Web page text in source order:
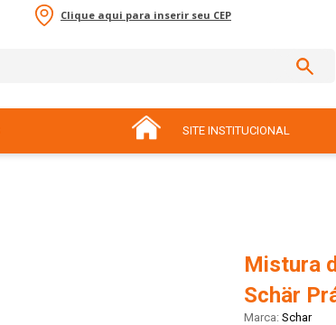
Clique aqui para inserir seu CEP
SITE INSTITUCIONAL
Mistura
Schär
Schar